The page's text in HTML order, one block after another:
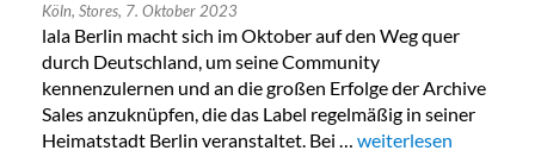
Köln, Stores, 7. Oktober 2023
lala Berlin macht sich im Oktober auf den Weg quer
durch Deutschland, um seine Community
kennenzulernen und an die großen Erfolge der Archive
Sales anzuknüpfen, die das Label regelmäßig in seiner
Heimatstadt Berlin veranstaltet. Bei … „Lala Berlin Flash
weiterlesen